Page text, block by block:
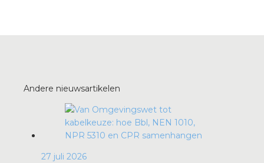
Andere nieuwsartikelen
27 juli 2026